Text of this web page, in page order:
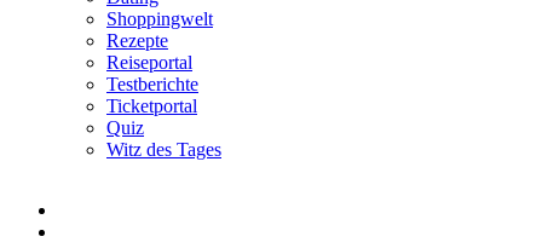
Shoppingwelt
Rezepte
Reiseportal
Testberichte
Ticketportal
Quiz
Witz des Tages